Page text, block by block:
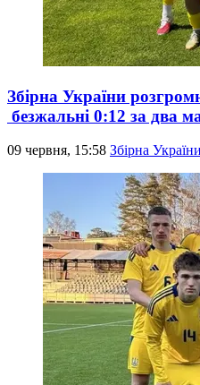
Збірна України
безжальні 0:12 за два
09 червня, 15:58 Збірна України